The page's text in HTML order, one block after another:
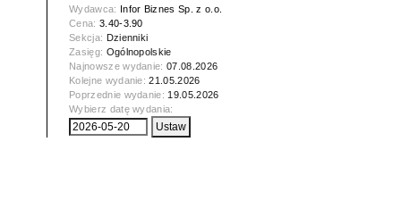
Wydawca: Infor Biznes Sp. z o.o.
Cena: 3.40-3.90
Sekcja: Dzienniki
Zasięg: Ogólnopolskie
Najnowsze wydanie:07.08.2026
Kolejne wydanie:21.05.2026
Poprzednie wydanie: 19.05.2026
Wybierz datę wydania: